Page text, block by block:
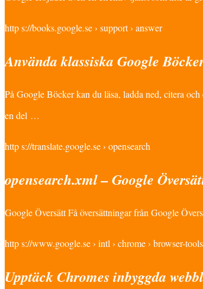
http s://books.google.se › support › answer
Använda klassiska Google
På Google Böcker kan du läsa, ladda ned, citera
en del …
http s://translate.google.se › opensearch
opensearch.xml – Google
Google Översätt Få översättningar från Google
http s://www.google.se › intl › chrome › browser-tools
Upptäck Chromes inbyggda